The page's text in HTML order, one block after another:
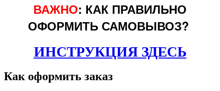
ВАЖНО: КАК ПРАВИЛЬНО
ОФОРМИТЬ САМОВЫВОЗ?
ИНСТРУКЦИЯ ЗДЕСЬ
Как оформить заказ